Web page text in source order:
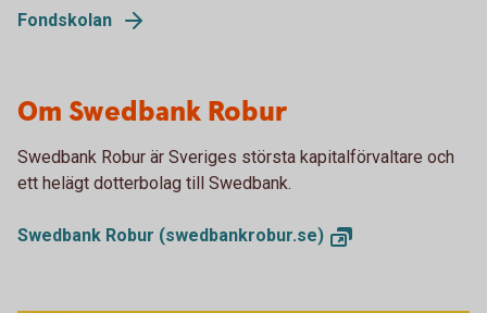
Fondskolan
Om Swedbank Robur
Swedbank Robur är Sveriges största kapitalförvaltare och
ett helägt dotterbolag till Swedbank.
Swedbank Robur (swedbankrobur.se)